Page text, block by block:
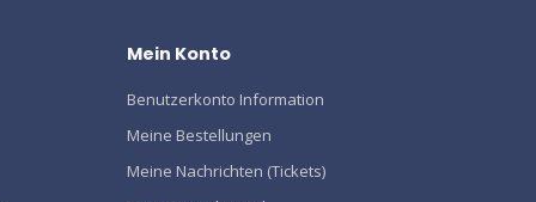
Mein Konto
Benutzerkonto Information
Meine Bestellungen
Meine Nachrichten (Tickets)